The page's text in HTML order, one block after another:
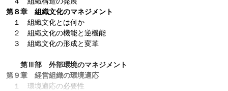
第８章 組織文化のマネジメント
１ 組織文化とは何か
２ 組織文化の機能と逆機能
３ 組織文化の形成と変革
第Ⅲ部 外部環境のマネジメント
第９章 経営組織の環境適応
１ 環境適応の必要性